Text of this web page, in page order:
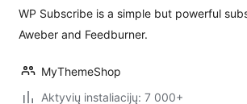
WP Subscribe is a simple but powerful
Aweber and Feedburner.
MyThemeShop
Aktyvių instaliacijų: 7 000+